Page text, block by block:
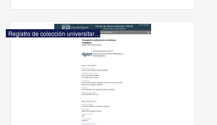
Registro de colección universitaria